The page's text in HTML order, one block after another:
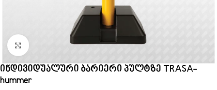
Click to enlarge
ინდივიდუალური ბარიერი პულტზე TRASA-
hummer